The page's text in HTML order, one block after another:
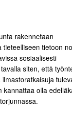
rakennetaan
tieteelliseen tietoon
sosiaalisesti
siten, että
kannattaa olla